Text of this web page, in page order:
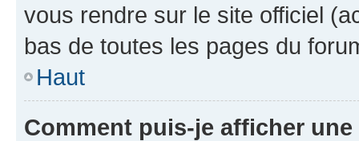
vous rendre sur le site officiel
bas de toutes les pages du
Haut
Comment puis-je afficher